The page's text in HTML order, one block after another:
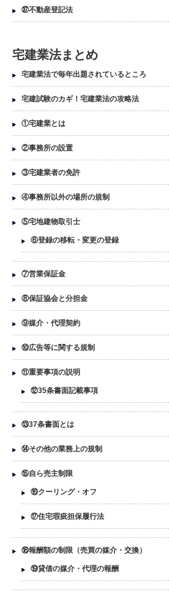
㊲不動産登記法
宅建業法まとめ
宅建業法で毎年出題されているところ
宅建試験のカギ！宅建業法の攻略法
①宅建業とは
②事務所の設置
③宅建業者の免許
④事務所以外の場所の規制
⑤宅地建物取引士
⑥登録の移転・変更の登録
⑦営業保証金
⑧保証協会と分担金
⑨媒介・代理契約
⑩広告等に関する規制
⑪重要事項の説明
⑫35条書面記載事項
⑬37条書面とは
⑭その他の業務上の規制
⑮自ら売主制限
⑯クーリング・オフ
⑰住宅瑕疵担保履行法
⑱報酬額の制限（売買の媒介・交換）
⑲貸借の媒介・代理の報酬